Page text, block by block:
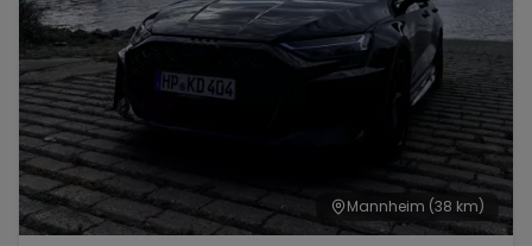
Mannheim (38 km)